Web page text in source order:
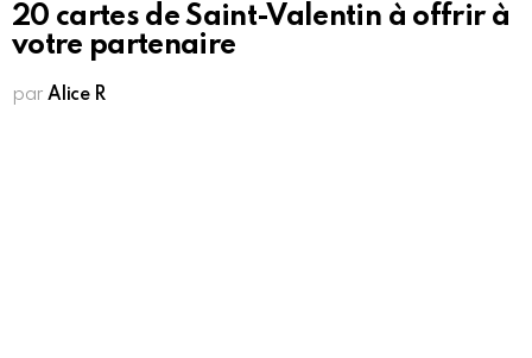
20 cartes de Saint-Valentin à offrir à
votre partenaire
par Alice R